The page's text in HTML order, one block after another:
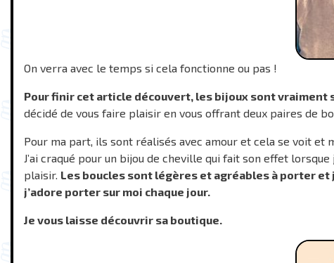
On verra avec le temps si cela fonctionne ou pas !
Pour finir cet article découvert, les bijoux sont vraiment
décidé de vous faire plaisir en vous offrant deux paires de
Pour ma part, ils sont réalisés avec amour et cela se voit et
J’ai craqué pour un bijou de cheville qui fait son effet
plaisir. Les boucles sont légères et agréables à porter et
j’adore porter sur moi chaque jour.
Je vous laisse découvrir sa boutique.